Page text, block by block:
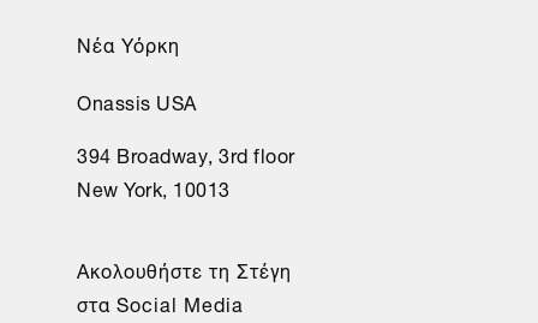
Νέα Υόρκη
Onassis USA
394 Broadway, 3rd floor
New York, 10013
Ακολουθήστε τη Στέγη
στα Social Media